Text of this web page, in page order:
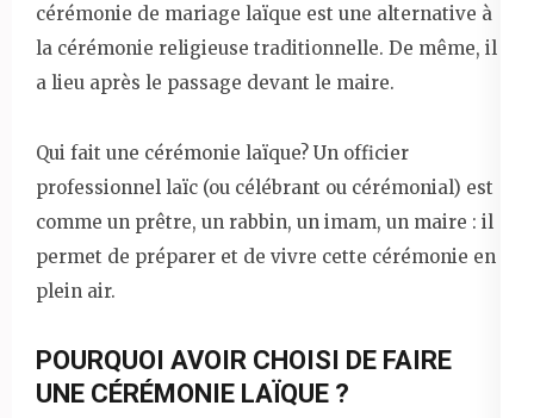
cérémonie de mariage laïque est une alternative à
la cérémonie religieuse traditionnelle. De même, il
a lieu après le passage devant le maire.
Qui fait une cérémonie laïque? Un officier
professionnel laïc (ou célébrant ou cérémonial) est
comme un prêtre, un rabbin, un imam, un maire : il
permet de préparer et de vivre cette cérémonie en
plein air.
POURQUOI AVOIR CHOISI DE FAIRE
UNE CÉRÉMONIE LAÏQUE ?